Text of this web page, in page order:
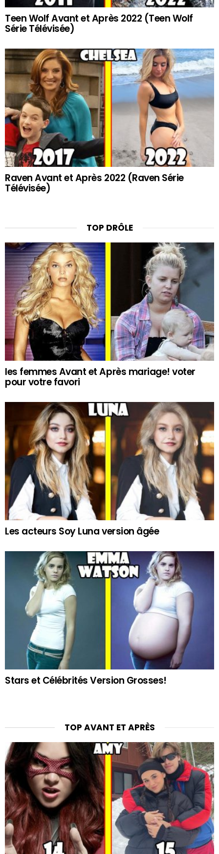
Teen Wolf Avant et Après 2022 (Teen Wolf
Série Télévisée)
Raven Avant et Après 2022 (Raven Série
Télévisée)
TOP DRÔLE
les femmes Avant et Après mariage! voter
pour votre favori
Les acteurs Soy Luna version âgée
Stars et Célébrités Version Grosses!
TOP AVANT ET APRÈS